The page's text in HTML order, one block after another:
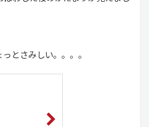
とさみしい。。。。